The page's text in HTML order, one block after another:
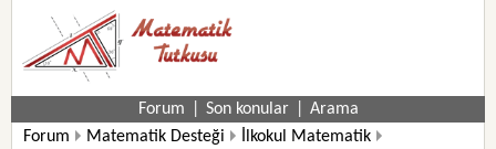
Forum Son konular
Arama
Forum
Matematik Desteği
İlkokul Matematik